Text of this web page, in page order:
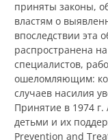
приняты законы,
властям о
впоследствии эта
распространена
специалистов,
ошеломляющим:
случаев насилия
Принятие в 1974
детьми и их
Prevention and